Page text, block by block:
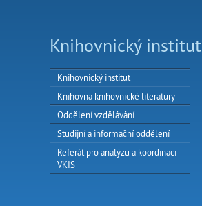
Knihovnický institut
Knihovnický institut
Knihovna knihovnické literatury
Oddělení vzdělávání
Studijní a informační oddělení
Referát pro analýzu a koordinaci
VKIS